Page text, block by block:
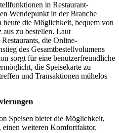
in Restaurant-
Wendepunkt in der Branche
die Möglichkeit, bequem von
zu bestellen. Laut
die Online-
des Gesamtbestellvolumens
sorgt für eine benutzerfreundliche
die Speisekarte zu
und Transaktionen mühelos
Speisen bietet die Möglichkeit,
einen weiteren Komfortfaktor.